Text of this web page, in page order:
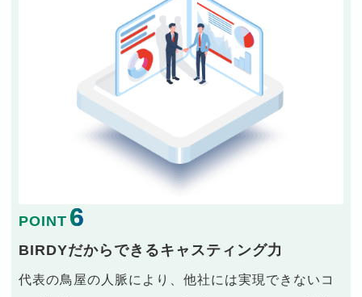
POINT 6
BIRDYだからできるキャスティング力
代表の鳥屋の人脈により、他社には実現できないコ